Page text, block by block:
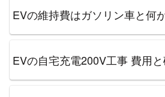
EVの維持費はガソリン車と何
EVの自宅充電200V工事 費用